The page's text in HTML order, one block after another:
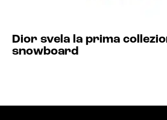
Dior svela la prima
snowboard